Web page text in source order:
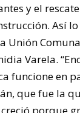
y el
Así
Unión
Varela.
funcione en
que fue la
porque